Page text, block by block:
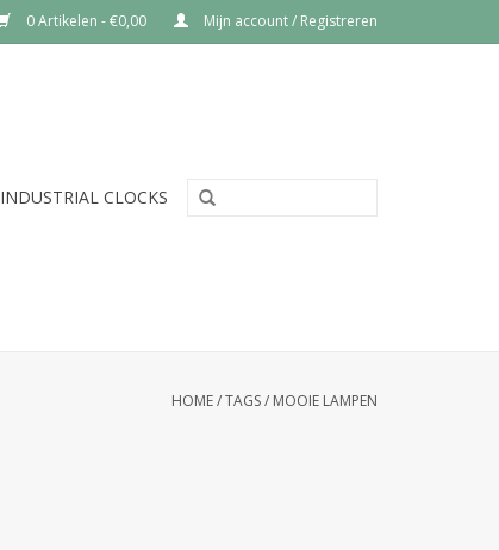
0 Artikelen - €0,00 Mijn account / Registreren
INDUSTRIAL CLOCKS
HOME/TAGS/ MOOIE LAMPEN